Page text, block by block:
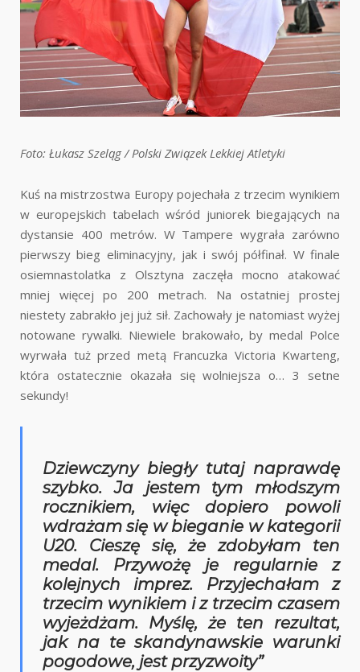
Foto: Łukasz Szeląg / Polski Związek Lekkiej Atletyki
Kuś na mistrzostwa Europy pojechała z trzecim wynikiem
w europejskich tabelach wśród juniorek biegających na
dystansie 400 metrów. W Tampere wygrała zarówno
pierwszy bieg eliminacyjny, jak i swój półfinał. W finale
osiemnastolatka z Olsztyna zaczęła mocno atakować
mniej więcej po 200 metrach. Na ostatniej prostej
niestety zabrakło jej już sił. Zachowały je natomiast wyżej
notowane rywalki. Niewiele brakowało, by medal Polce
wyrwała tuż przed metą Francuzka Victoria Kwarteng,
która ostatecznie okazała się wolniejsza o… 3 setne
sekundy!
Dziewczyny biegły tutaj naprawdę
szybko. Ja jestem tym młodszym
rocznikiem, więc dopiero powoli
wdrażam się w bieganie w kategorii
U20. Cieszę się, że zdobyłam ten
medal. Przywożę je regularnie z
kolejnych imprez. Przyjechałam z
trzecim wynikiem i z trzecim czasem
wyjeżdżam. Myślę, że ten rezultat,
jak na te skandynawskie warunki
pogodowe, jest przyzwoity”